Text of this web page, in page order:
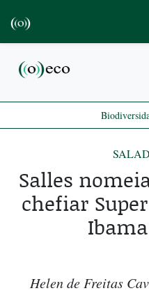
Salles
chefiar
Helen de Freitas